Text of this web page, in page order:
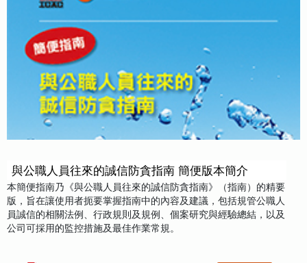
與公職人員往來的誠信防貪指南 簡便版本簡介
本簡便指南乃《與公職人員往來的誠信防貪指南》（指南）的精要
版，旨在讓使用者扼要掌握指南中的內容及建議，包括規管公職人
員誠信的相關法例、行政規則及規例、個案研究與經驗總結，以及
公司可採用的監控措施及最佳作業常規。